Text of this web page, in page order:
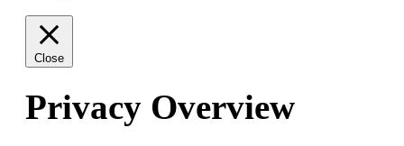
Close
Privacy Overview